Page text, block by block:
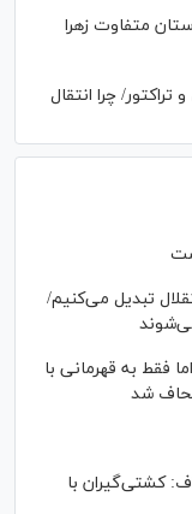
متفاوت زهرا
چرا انتقال
تبدیل می‌کنیم/
فقط به قهرمانی با
شد
کشتی‌گیران با